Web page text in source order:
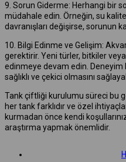
9. Sorun Giderme: Herhangi bir
müdahale edin. Örneğin, su
davranışları değişirse, sorunun
10. Bilgi Edinme ve Gelişim:
gerektirir. Yeni türler, bitkiler
edinmeye devam edin.
sağlıklı ve çekici olmasını
Tank çiftliği kurulumu süreci bu
her tank farklıdır ve özel
kurmadan önce kendi
araştırma yapmak önemlidir.